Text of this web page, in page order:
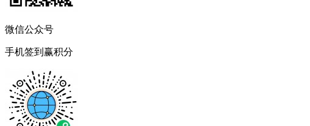
微信公众号
手机签到赢积分